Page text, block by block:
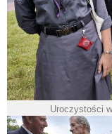
Uroczystości